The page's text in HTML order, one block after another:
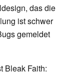
das die
ist schwer
gemeldet
Bleak Faith: